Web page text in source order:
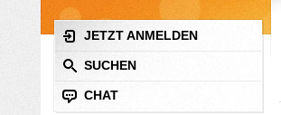
JETZT ANMELDEN
SUCHEN
CHAT